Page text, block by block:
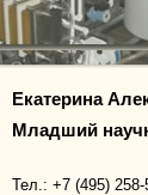
Екатерина
Младший
Тел.: +7 (495) 258-